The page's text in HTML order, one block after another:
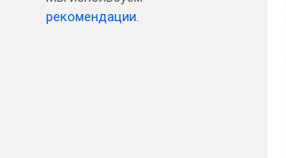
рекомендации.